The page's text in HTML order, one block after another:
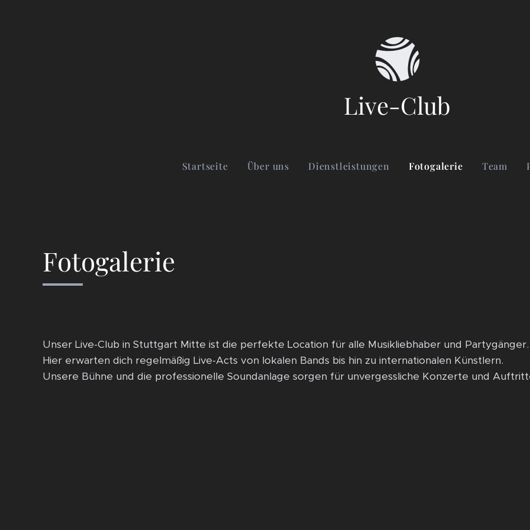
Live-Club
Startseite Über uns Dienstleistungen Fotogalerie Team
Fotogalerie
Unser Live-Club in Stuttgart Mitte ist die perfekte Location für alle Musikliebhaber und Partygänger.
Hier erwarten dich regelmäßig Live-Acts von lokalen Bands bis hin zu internationalen Künstlern.
Unsere Bühne und die professionelle Soundanlage sorgen für unvergessliche Konzerte und